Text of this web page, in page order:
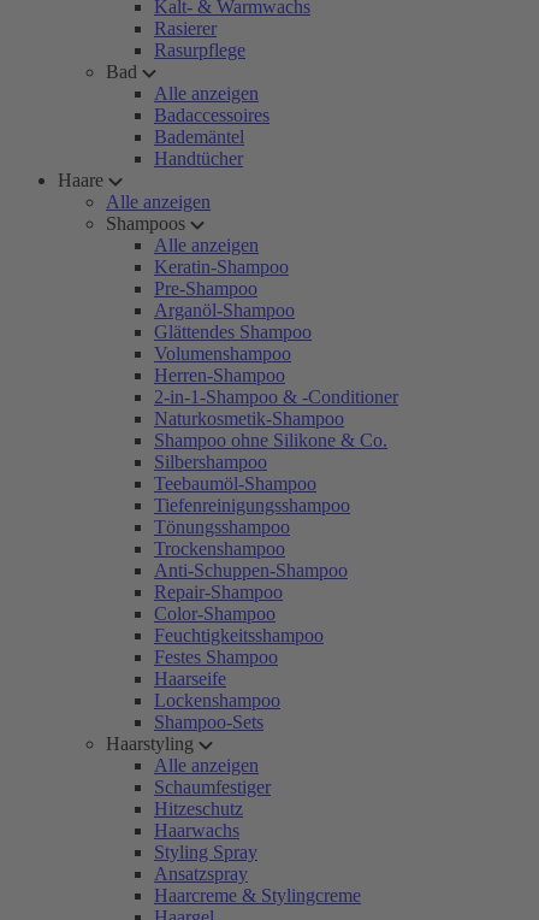
Kalt- & Warmwachs
Rasierer
Rasurpflege
Bad
Alle anzeigen
Badaccessoires
Bademäntel
Handtücher
Haare
Alle anzeigen
Shampoos
Alle anzeigen
Keratin-Shampoo
Pre-Shampoo
Arganöl-Shampoo
Glättendes Shampoo
Volumenshampoo
Herren-Shampoo
2-in-1-Shampoo & -Conditioner
Naturkosmetik-Shampoo
Shampoo ohne Silikone & Co.
Silbershampoo
Teebaumöl-Shampoo
Tiefenreinigungsshampoo
Tönungsshampoo
Trockenshampoo
Anti-Schuppen-Shampoo
Repair-Shampoo
Color-Shampoo
Feuchtigkeitsshampoo
Festes Shampoo
Haarseife
Lockenshampoo
Shampoo-Sets
Haarstyling
Alle anzeigen
Schaumfestiger
Hitzeschutz
Haarwachs
Styling Spray
Ansatzspray
Haarcreme & Stylingcreme